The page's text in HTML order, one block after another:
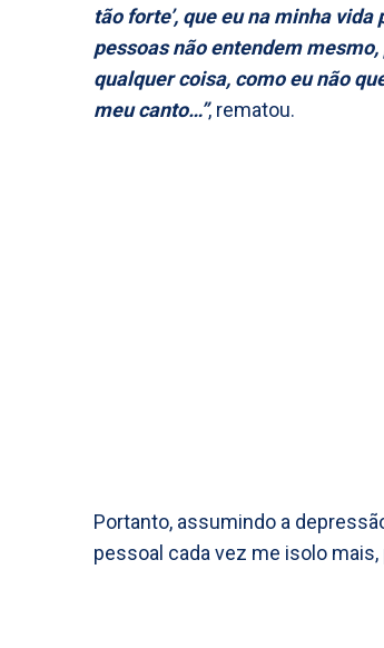
tão forte’, que eu na minha
pessoas não entendem
qualquer coisa, como eu não
meu canto…”, rematou.
Portanto, assumindo a
pessoal cada vez me isolo